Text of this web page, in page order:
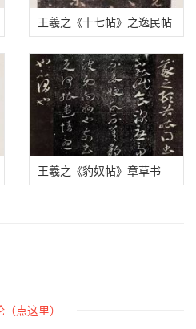
王羲之《十七帖》之逸民帖
王羲之《豹奴帖》章草书
点这里）